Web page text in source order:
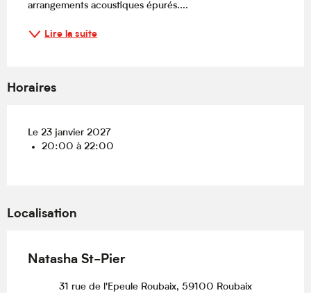
arrangements acoustiques épurés....
Lire la suite
Horaires
Le 23 janvier 2027
20:00 à 22:00
Localisation
Natasha St-Pier
31 rue de l'Epeule Roubaix, 59100 Roubaix